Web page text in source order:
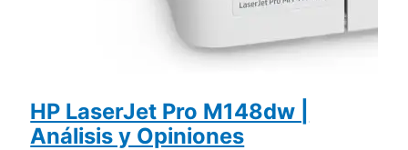
HP LaserJet Pro M148dw |
Análisis y Opiniones